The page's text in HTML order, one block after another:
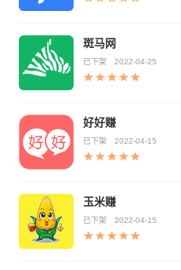
斑马网
已下架 2022-04-25
好好赚
已下架 2022-04-15
玉米赚
已下架 2022-04-15